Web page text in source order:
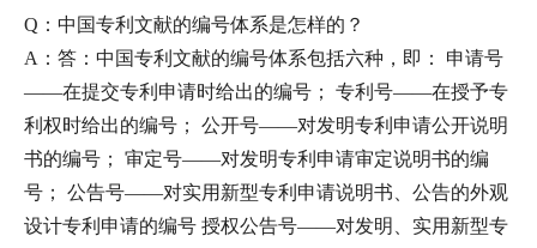
Q：中国专利文献的编号体系是怎样的？
A：答：中国专利文献的编号体系包括六种，即： 申请号
——在提交专利申请时给出的编号； 专利号——在授予专
利权时给出的编号； 公开号——对发明专利申请公开说明
书的编号； 审定号——对发明专利申请审定说明书的编
号； 公告号——对实用新型专利申请说明书、公告的外观
设计专利申请的编号 授权公告号——对发明、实用新型专